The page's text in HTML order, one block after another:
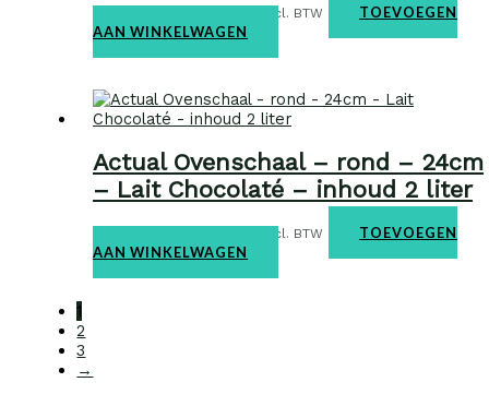
Ovenschalen€29,95 incl. BTW
TOEVOEGEN
AAN WINKELWAGEN
Actual Ovenschaal – rond – 24cm
– Lait Chocolaté – inhoud 2 liter
Ovenschalen€29,95 incl. BTW
TOEVOEGEN
AAN WINKELWAGEN
1
2
3
→